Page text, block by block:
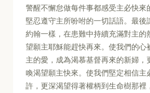
警醒不懈怠做每件事都感受主必快來
堅忍遵守主所吩咐的一切話語。最後
約翰一樣，在患難中持續充滿對主的
望願主耶穌能趕快再來。使我們的心
主的愛，成為渴慕基督再來的新婦，
喚渴望願主快來。使我們堅定相信主
許，更深渴望得著權柄到生命樹那裡